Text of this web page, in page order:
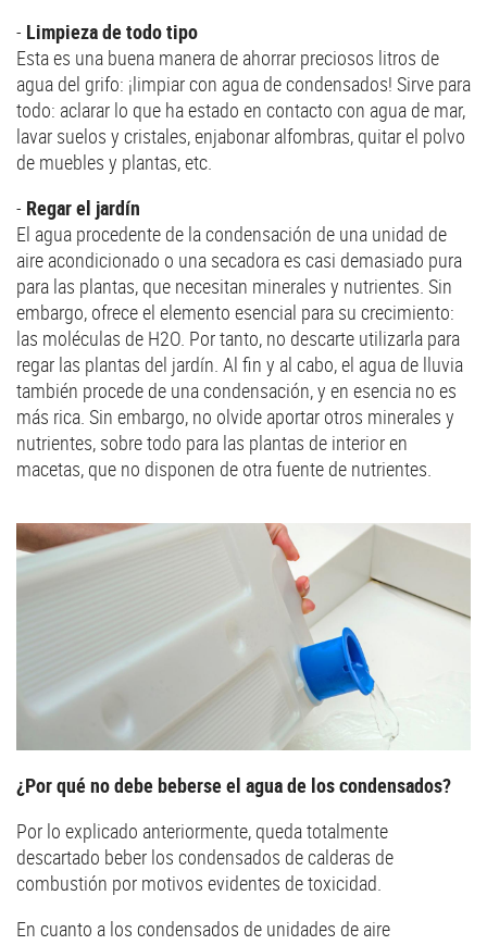
- Limpieza de todo tipo
Esta es una buena manera de ahorrar preciosos litros de
agua del grifo: ¡limpiar con agua de condensados! Sirve para
todo: aclarar lo que ha estado en contacto con agua de mar,
lavar suelos y cristales, enjabonar alfombras, quitar el polvo
de muebles y plantas, etc.
- Regar el jardín
El agua procedente de la condensación de una unidad de
aire acondicionado o una secadora es casi demasiado pura
para las plantas, que necesitan minerales y nutrientes. Sin
embargo, ofrece el elemento esencial para su crecimiento:
las moléculas de H2O. Por tanto, no descarte utilizarla para
regar las plantas del jardín. Al fin y al cabo, el agua de lluvia
también procede de una condensación, y en esencia no es
más rica. Sin embargo, no olvide aportar otros minerales y
nutrientes, sobre todo para las plantas de interior en
macetas, que no disponen de otra fuente de nutrientes.
¿Por qué no debe beberse el agua de los condensados?
Por lo explicado anteriormente, queda totalmente
descartado beber los condensados de calderas de
combustión por motivos evidentes de toxicidad.
En cuanto a los condensados de unidades de aire